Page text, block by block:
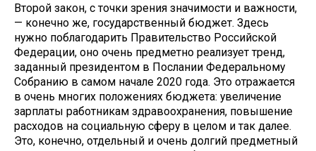
Второй закон, с точки зрения значимости и важности,
— конечно же, государственный бюджет. Здесь
нужно поблагодарить Правительство Российской
Федерации, оно очень предметно реализует тренд,
заданный президентом в Послании Федеральному
Собранию в самом начале 2020 года. Это отражается
в очень многих положениях бюджета: увеличение
зарплаты работникам здравоохранения, повышение
расходов на социальную сферу в целом и так далее.
Это, конечно, отдельный и очень долгий предметный